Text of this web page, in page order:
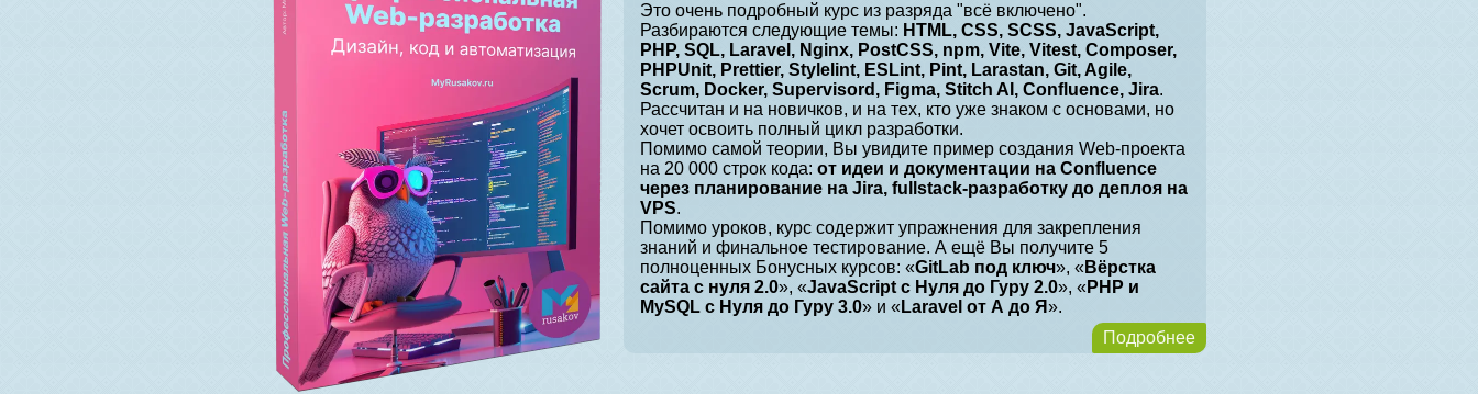
Это очень подробный курс из разряда "всё включено".
Разбираются следующие темы: HTML, CSS, SCSS, JavaScript,
PHP, SQL, Laravel, Nginx, PostCSS, npm, Vite, Vitest, Composer,
PHPUnit, Prettier, Stylelint, ESLint, Pint, Larastan, Git, Agile,
Scrum, Docker, Supervisord, Figma, Stitch AI, Confluence, Jira.
Рассчитан и на новичков, и на тех, кто уже знаком с основами, но
хочет освоить полный цикл разработки.
Помимо самой теории, Вы увидите пример создания Web-проекта
на 20 000 строк кода: от идеи и документации на Confluence
через планирование на Jira, fullstack-разработку до деплоя на
VPS.
Помимо уроков, курс содержит упражнения для закрепления
знаний и финальное тестирование. А ещё Вы получите 5
полноценных Бонусных курсов: «GitLab под ключ», « Вёрстка
сайта с нуля 2.0», «JavaScript с Нуля до Гуру 2.0», «PHP и
MySQL с Нуля до Гуру 3.0» и « Laravel от А до Я».
Подробнее